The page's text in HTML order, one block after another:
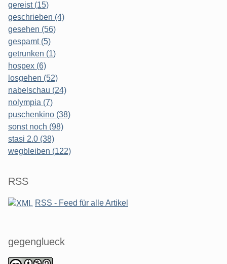
gereist (15)
geschrieben (4)
gesehen (56)
gespamt (5)
getrunken (1)
hospex (6)
losgehen (52)
nabelschau (24)
nolympia (7)
puschenkino (38)
sonst noch (98)
stasi 2.0 (38)
wegbleiben (122)
RSS
RSS - Feed für alle Artikel
gegenglueck